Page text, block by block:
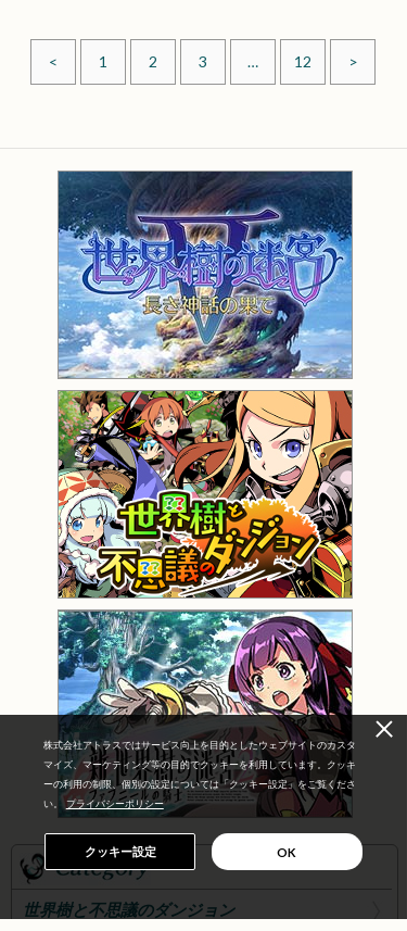
投稿ナビゲーション
< 1 2 3 … 12 >
世界樹と不思議のダンジョン
株式会社アトラスではサービス向上を目的としたウェブサイトのカスタ
マイズ、マーケティング等の目的でクッキーを利用しています。クッキ
ーの利用の制限、個別の設定については「クッキー設定」をご覧くださ
い。 プライバシーポリシー
クッキー設定 OK